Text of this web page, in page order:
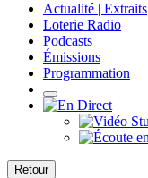
Actualité | Extraits
Loterie Radio
Podcasts
Émissions
Programmation
Retour